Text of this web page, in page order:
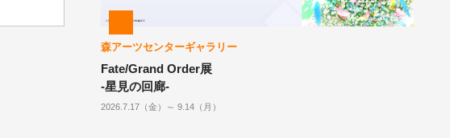
森アーツセンターギャラリー
Fate/Grand Order展
-星見の回廊-
2026.7.17（金）～ 9.14（月）